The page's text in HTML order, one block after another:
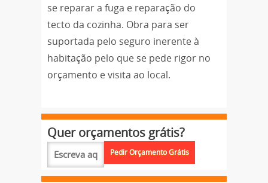
se reparar a fuga e reparação do
tecto da cozinha. Obra para ser
suportada pelo seguro inerente à
habitação pelo que se pede rigor no
orçamento e visita ao local.
Quer orçamentos grátis?